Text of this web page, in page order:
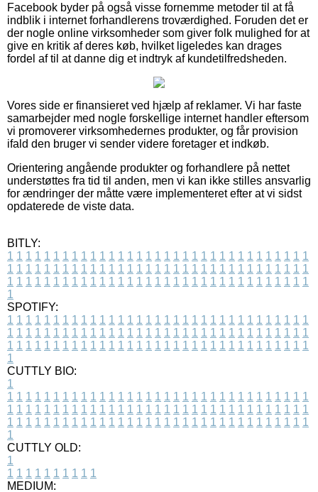
Facebook byder på også visse fornemme metoder til at få
indblik i internet forhandlerens troværdighed. Foruden det er
der nogle online virksomheder som giver folk mulighed for at
give en kritik af deres køb, hvilket ligeledes kan drages
fordel af til at danne dig et indtryk af kundetilfredsheden.
Vores side er finansieret ved hjælp af reklamer. Vi har faste
samarbejder med nogle forskellige internet handler eftersom
vi promoverer virksomhedernes produkter, og får provision
ifald den bruger vi sender videre foretager et indkøb.
Orientering angående produkter og forhandlere på nettet
understøttes fra tid til anden, men vi kan ikke stilles ansvarlig
for ændringer der måtte være implementeret efter at vi sidst
opdaterede de viste data.
BITLY:
1 1 1 1 1 1 1 1 1 1 1 1 1 1 1 1 1 1 1 1 1 1 1 1 1 1 1 1 1 1 1 1 1
1 1 1 1 1 1 1 1 1 1 1 1 1 1 1 1 1 1 1 1 1 1 1 1 1 1 1 1 1 1 1 1 1
1 1 1 1 1 1 1 1 1 1 1 1 1 1 1 1 1 1 1 1 1 1 1 1 1 1 1 1 1 1 1 1 1
1
SPOTIFY:
1 1 1 1 1 1 1 1 1 1 1 1 1 1 1 1 1 1 1 1 1 1 1 1 1 1 1 1 1 1 1 1 1
1 1 1 1 1 1 1 1 1 1 1 1 1 1 1 1 1 1 1 1 1 1 1 1 1 1 1 1 1 1 1 1 1
1 1 1 1 1 1 1 1 1 1 1 1 1 1 1 1 1 1 1 1 1 1 1 1 1 1 1 1 1 1 1 1 1
1
CUTTLY BIO:
1
1 1 1 1 1 1 1 1 1 1 1 1 1 1 1 1 1 1 1 1 1 1 1 1 1 1 1 1 1 1 1 1 1
1 1 1 1 1 1 1 1 1 1 1 1 1 1 1 1 1 1 1 1 1 1 1 1 1 1 1 1 1 1 1 1 1
1 1 1 1 1 1 1 1 1 1 1 1 1 1 1 1 1 1 1 1 1 1 1 1 1 1 1 1 1 1 1 1 1
1
CUTTLY OLD:
1
1 1 1 1 1 1 1 1 1 1
MEDIUM: